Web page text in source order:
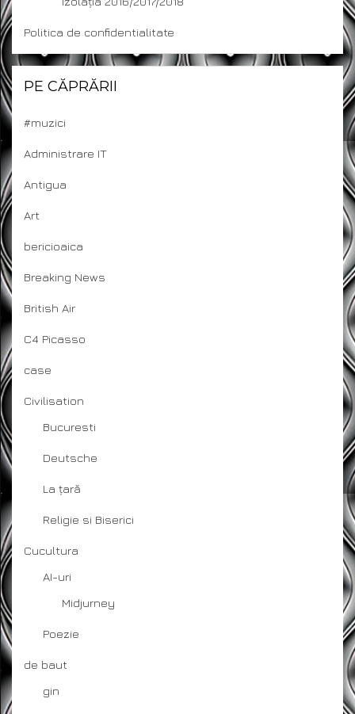
Politica de confidentialitate
PE CĂPRĂRII
#muzici
Administrare IT
Antigua
Art
bericioaica
Breaking News
British Air
C4 Picasso
case
Civilisation
Bucuresti
Deutsche
La țară
Religie si Biserici
Cucultura
AI-uri
Midjurney
Poezie
de baut
gin